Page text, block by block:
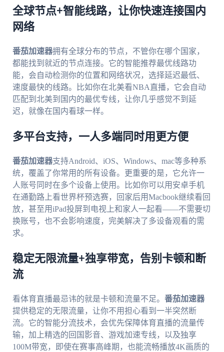
全球节点+智能线路，让你快速连接国内
网络
番茄加速器拥有全球分布的节点，不管你在哪个国家，
都能找到就近的节点连接。它的智能推荐最优线路功
能，会自动检测你的位置和网络状况，选择延迟最低、
速度最快的线路。比如你在北美看NBA直播，它会自动
匹配到北美到国内的最优专线，让你几乎感觉不到延
迟，就像在国内看球一样。
多平台支持，一人多端同时用更方便
番茄加速器支持Android、iOS、Windows、mac等多种系
统，覆盖了你常用的所有设备。更重要的是，它允许一
人账号同时在多个设备上使用。比如你可以用安卓手机
在通勤路上看世界杯预选赛，回家后用Macbook继续看回
放，甚至用iPad投屏到电视上和家人一起看——不需要切
换账号，也不会影响速度，完美解决了多设备观看的需
求。
稳定无限流量+独享带宽，告别卡顿和断
流
看体育直播最忌讳的就是卡顿和流量不足。 番茄加速器
提供稳定的无限流量，让你不用担心看到一半突然断
流。它的智能分流技术，会优先保障体育直播的流量传
输，加上精选的回国影音、游戏加速专线，以及独享
100M带宽，即使在赛事高峰期，也能流畅播放4K画质的